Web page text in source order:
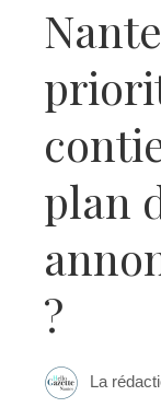
plan
?
La